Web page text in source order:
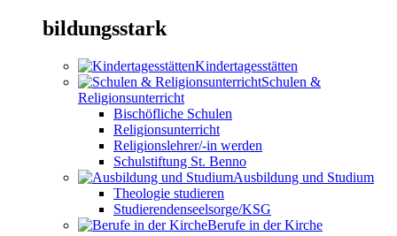
bildungsstark
Kindertagesstätten
Schulen &
Religionsunterricht
Bischöfliche Schulen
Religionsunterricht
Religionslehrer/-in werden
Schulstiftung St. Benno
Ausbildung und Studium
Theologie studieren
Studierendenseelsorge/KSG
Berufe in der Kirche